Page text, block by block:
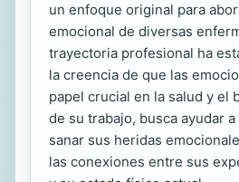
un enfoque original para
emocional de diversas
trayectoria profesional ha
la creencia de que las
papel crucial en la salud y el
de su trabajo, busca ayudar
sanar sus heridas
las conexiones entre sus